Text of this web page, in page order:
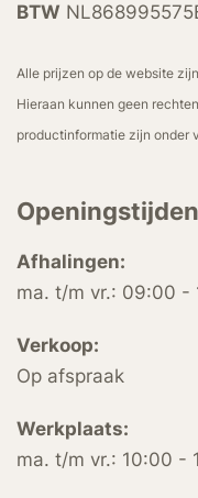
BTW
Alle prijzen op de website
Hieraan kunnen geen
productinformatie zijn onder
Openingstijden
Afhalingen:
ma. t/m vr.: 09:00 -
Verkoop:
Op afspraak
Werkplaats:
ma. t/m vr.: 10:00 -